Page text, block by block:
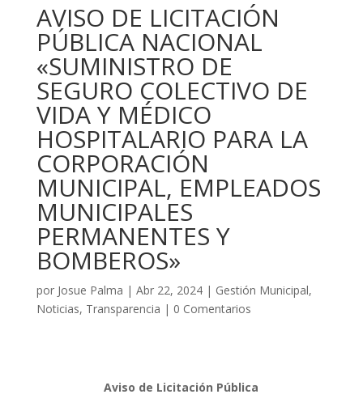
AVISO DE LICITACIÓN
PÚBLICA NACIONAL
«SUMINISTRO DE
SEGURO COLECTIVO DE
VIDA Y MÉDICO
HOSPITALARIO PARA LA
CORPORACIÓN
MUNICIPAL, EMPLEADOS
MUNICIPALES
PERMANENTES Y
BOMBEROS»
por Josue Palma | Abr 22, 2024| Gestión Municipal,
Noticias, Transparencia | 0 Comentarios
Aviso de Licitación Pública